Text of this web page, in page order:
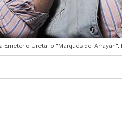
Emeterio Ureta, o "Marqués del